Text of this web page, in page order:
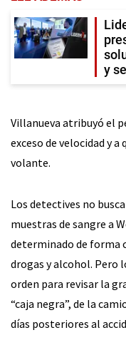
y
Villanueva atribuyó el
exceso de velocidad y
volante.
Los detectives no
muestras de sangre a
determinado de forma
drogas y alcohol. Pero
orden para revisar la
“caja negra”, de la
días posteriores al